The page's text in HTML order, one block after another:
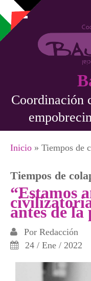
Pasar al contenido
Coordinación
Se
Inicio » Tiempos de
Tiempos de
“Estamos
antes de la
Por Redacción
24 / Ene / 2022